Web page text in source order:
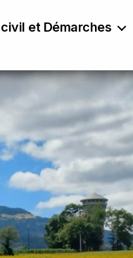
et Démarches